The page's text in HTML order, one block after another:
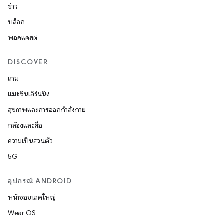
ข่าว
บล็อก
พอดแคสต์
DISCOVER
เกม
แมชชีนเลิร์นนิง
สุขภาพและการออกกำลังกาย
กล้องและสื่อ
ความเป็นส่วนตัว
5G
อุปกรณ์ ANDROID
หน้าจอขนาดใหญ่
Wear OS